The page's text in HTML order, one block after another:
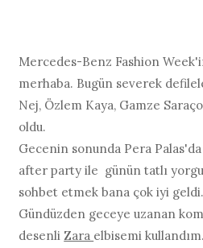
Mercedes-Benz Fashion
merhaba. Bugün severek
Nej, Özlem Kaya, Gamze
oldu.
Gecenin sonunda Pera Palas'da
after party ile günün tatlı
sohbet etmek bana çok iyi geldi.
Gündüzden geceye uzanan
desenli Zara elbisemi kullandım.